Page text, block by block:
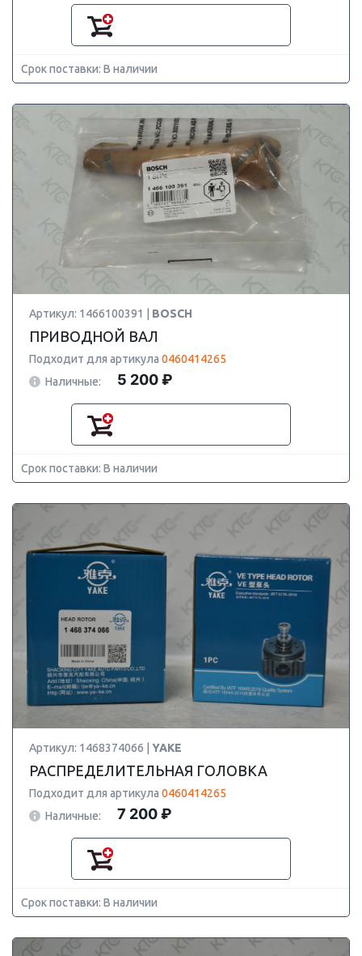
Срок поставки: В наличии
Артикул: 1466100391 | BOSCH
ПРИВОДНОЙ ВАЛ
Подходит для артикула 0460414265
Наличные:
5 200 ₽
Срок поставки: В наличии
Артикул: 1468374066 | YAKE
РАСПРЕДЕЛИТЕЛЬНАЯ ГОЛОВКА
Подходит для артикула 0460414265
Наличные:
7 200 ₽
Срок поставки: В наличии